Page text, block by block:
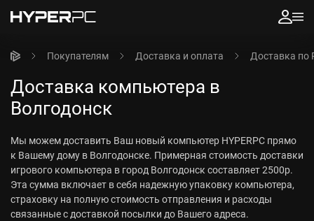
Покупателям Доставка и оплата Доставка по
Доставка компьютера в
Волгодонск
Мы можем доставить Ваш новый компьютер HYPERPC прямо
к Вашему дому в Волгодонске. Примерная стоимость доставки
игрового компьютера в город Волгодонск составляет 2500р.
Эта сумма включает в себя надежную упаковку компьютера,
страховку на полную стоимость отправления и расходы
связанные с доставкой посылки до Вашего адреса.